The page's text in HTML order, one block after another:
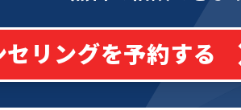
リングを予約する